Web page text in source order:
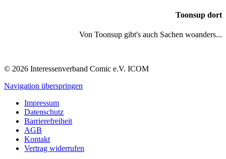
Toonsup dort
Von Toonsup gibt's auch Sachen woanders...
© 2026 Interessenverband Comic e.V. ICOM
Navigation überspringen
Impressum
Datenschutz
Barrierefreiheit
AGB
Kontakt
Vertrag widerrufen